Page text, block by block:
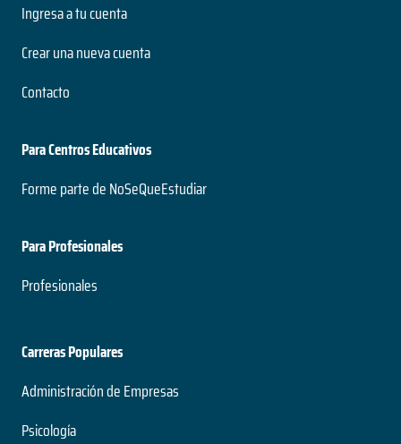
Ingresa a tu cuenta
Crear una nueva cuenta
Contacto
Para Centros Educativos
Forme parte de NoSeQueEstudiar
Para Profesionales
Profesionales
Carreras Populares
Administración de Empresas
Psicología